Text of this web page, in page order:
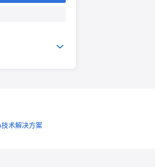
技术解决方案